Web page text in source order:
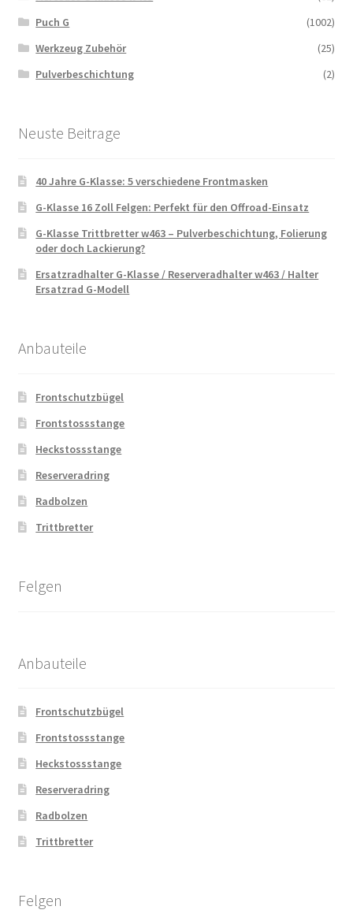
Puch G
(1002)
Werkzeug Zubehör
(25)
Pulverbeschichtung
(2)
Neuste Beitrage
40 Jahre G-Klasse: 5 verschiedene Frontmasken
G-Klasse 16 Zoll Felgen: Perfekt für den Offroad-Einsatz
G-Klasse Trittbretter w463 – Pulverbeschichtung, Folierung
oder doch Lackierung?
Ersatzradhalter G-Klasse / Reserveradhalter w463 / Halter
Ersatzrad G-Modell
Anbauteile
Frontschutzbügel
Frontstossstange
Heckstossstange
Reserveradring
Radbolzen
Trittbretter
Felgen
Anbauteile
Frontschutzbügel
Frontstossstange
Heckstossstange
Reserveradring
Radbolzen
Trittbretter
Felgen